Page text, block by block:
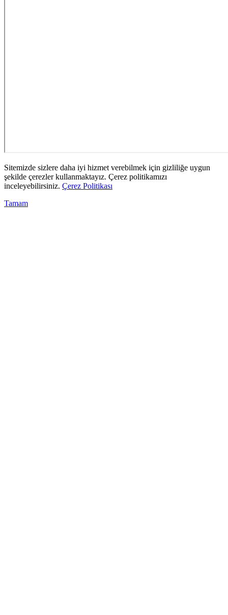
Sitemizde sizlere daha iyi hizmet verebilmek için gizliliğe uygun
şekilde çerezler kullanmaktayız. Çerez politikamızı
inceleyebilirsiniz. Çerez Politikası
Tamam